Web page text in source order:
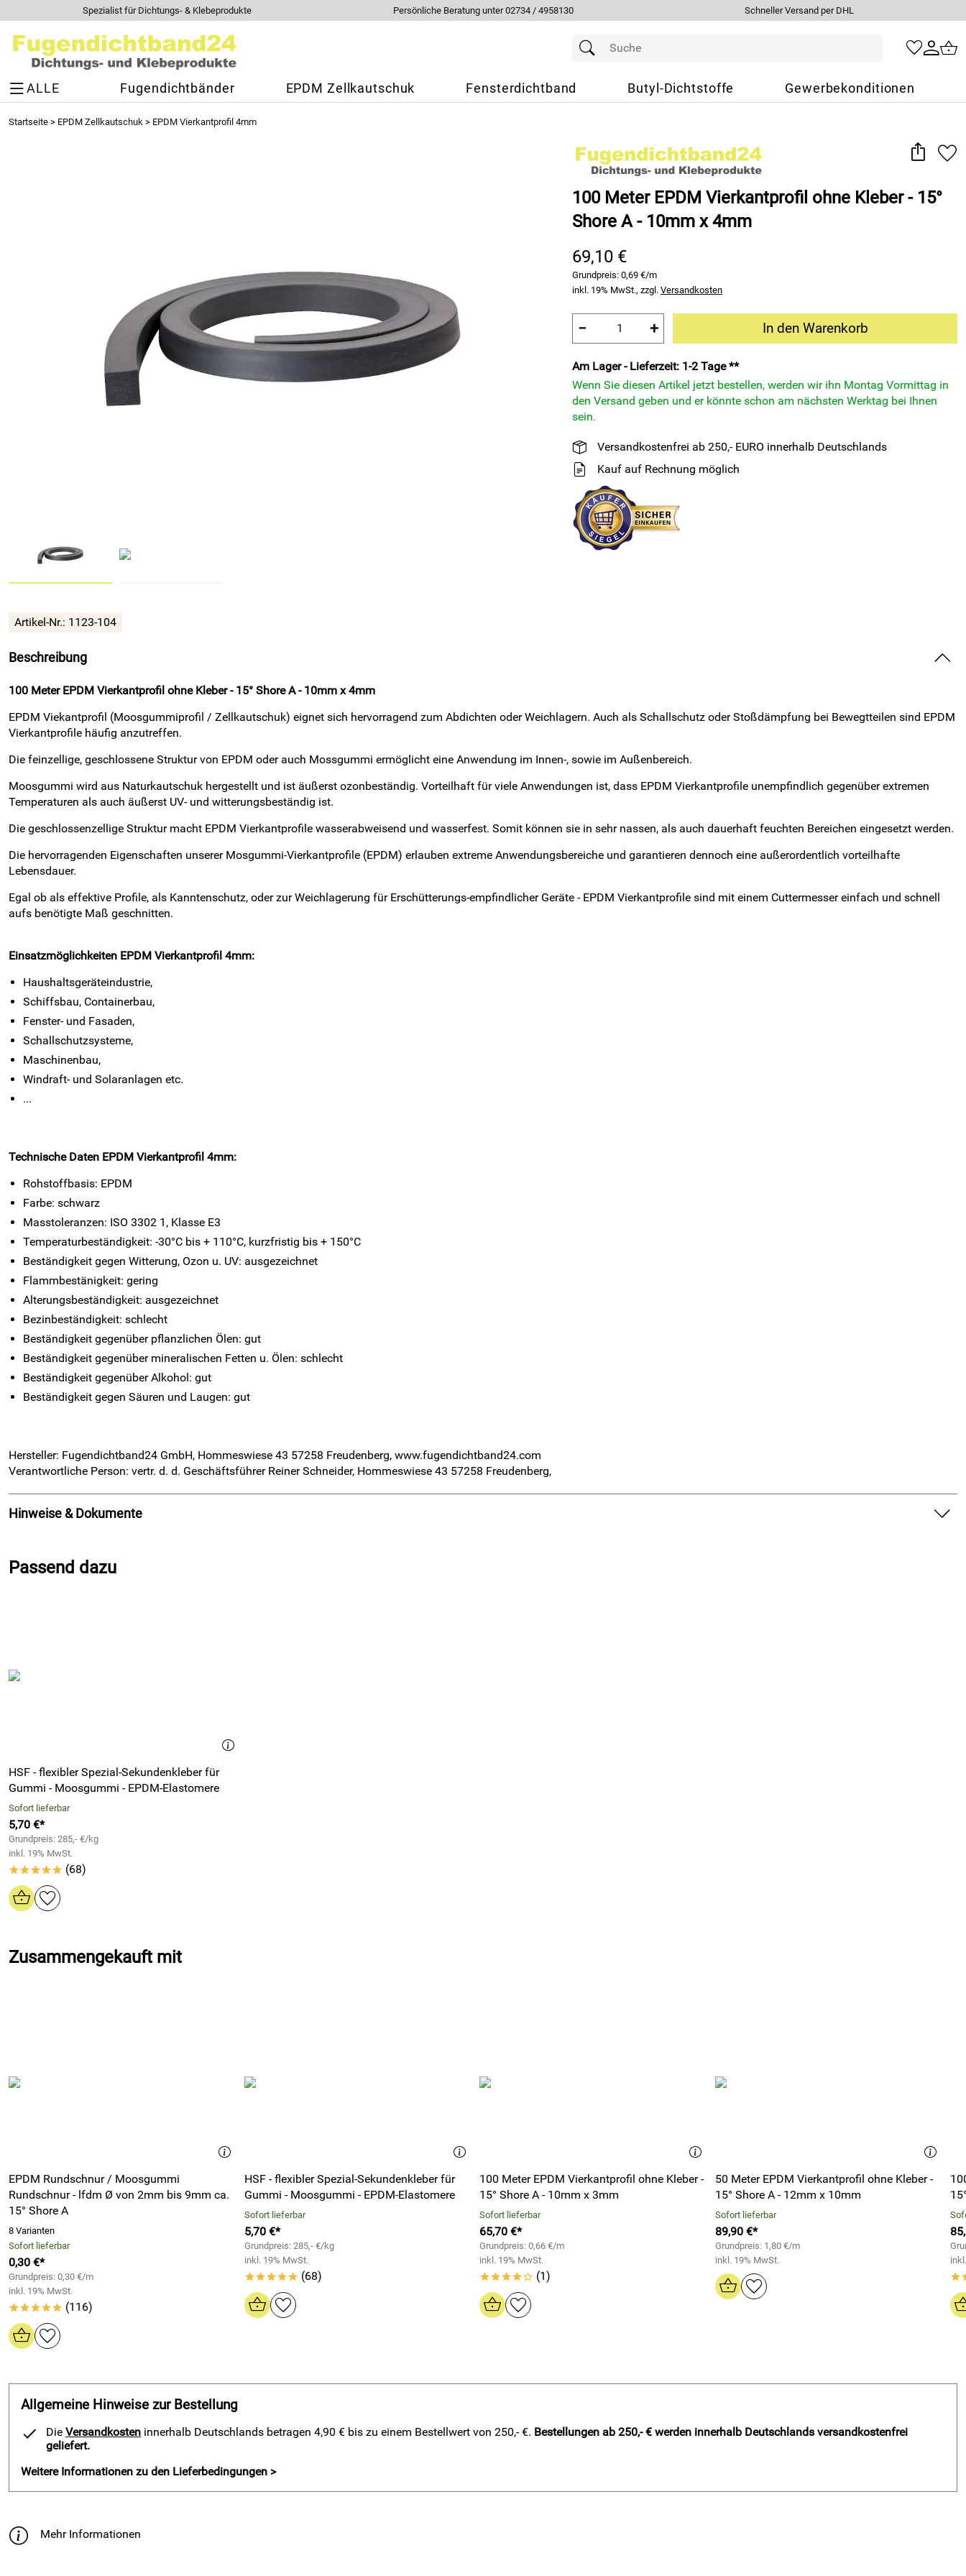
Spezialist für Dichtungs- & Klebeprodukte Persönliche Beratung unter 02734 / 4958130 Schneller Versand per DHL
ALLE Fugendichtbänder EPDM Zellkautschuk Fensterdichtband Butyl-Dichtstoffe Gewerbekonditionen
Startseite > EPDM Zellkautschuk > EPDM Vierkantprofil 4mm
100 Meter EPDM Vierkantprofil ohne Kleber - 15°
Shore A - 10mm x 4mm
69,10 €
Grundpreis: 0,69 €/m
inkl. 19% MwSt., zzgl. Versandkosten
− + In den Warenkorb
Am Lager - Lieferzeit: 1-2 Tage **
Wenn Sie diesen Artikel jetzt bestellen, werden wir ihn Montag Vormittag in
den Versand geben und er könnte schon am nächsten Werktag bei Ihnen
sein.
Versandkostenfrei ab 250,- EURO innerhalb Deutschlands
Kauf auf Rechnung möglich
Artikel-Nr.: 1123-104
Beschreibung
100 Meter EPDM Vierkantprofil ohne Kleber - 15° Shore A - 10mm x 4mm
EPDM Viekantprofil (Moosgummiprofil / Zellkautschuk) eignet sich hervorragend zum Abdichten oder Weichlagern. Auch als Schallschutz oder Stoßdämpfung bei Bewegtteilen sind EPDM
Vierkantprofile häufig anzutreffen.
Die feinzellige, geschlossene Struktur von EPDM oder auch Mossgummi ermöglicht eine Anwendung im Innen-, sowie im Außenbereich.
Moosgummi wird aus Naturkautschuk hergestellt und ist äußerst ozonbeständig. Vorteilhaft für viele Anwendungen ist, dass EPDM Vierkantprofile unempfindlich gegenüber extremen
Temperaturen als auch äußerst UV- und witterungsbeständig ist.
Die geschlossenzellige Struktur macht EPDM Vierkantprofile wasserabweisend und wasserfest. Somit können sie in sehr nassen, als auch dauerhaft feuchten Bereichen eingesetzt werden.
Die hervorragenden Eigenschaften unserer Mosgummi-Vierkantprofile (EPDM) erlauben extreme Anwendungsbereiche und garantieren dennoch eine außerordentlich vorteilhafte
Lebensdauer.
Egal ob als effektive Profile, als Kanntenschutz, oder zur Weichlagerung für Erschütterungs-empfindlicher Geräte - EPDM Vierkantprofile sind mit einem Cuttermesser einfach und schnell
aufs benötigte Maß geschnitten.
Einsatzmöglichkeiten EPDM Vierkantprofil 4mm:
Haushaltsgeräteindustrie,
Schiffsbau, Containerbau,
Fenster- und Fasaden,
Schallschutzsysteme,
Maschinenbau,
Windraft- und Solaranlagen etc.
...
Technische Daten EPDM Vierkantprofil 4mm:
Rohstoffbasis: EPDM
Farbe: schwarz
Masstoleranzen: ISO 3302 1, Klasse E3
Temperaturbeständigkeit: -30°C bis + 110°C, kurzfristig bis + 150°C
Beständigkeit gegen Witterung, Ozon u. UV: ausgezeichnet
Flammbestänigkeit: gering
Alterungsbeständigkeit: ausgezeichnet
Bezinbeständigkeit: schlecht
Beständigkeit gegenüber pflanzlichen Ölen: gut
Beständigkeit gegenüber mineralischen Fetten u. Ölen: schlecht
Beständigkeit gegenüber Alkohol: gut
Beständigkeit gegen Säuren und Laugen: gut
Hersteller: Fugendichtband24 GmbH, Hommeswiese 43 57258 Freudenberg, www.fugendichtband24.com
Verantwortliche Person: vertr. d. d. Geschäftsführer Reiner Schneider, Hommeswiese 43 57258 Freudenberg,
Hinweise & Dokumente
Passend dazu
HSF - flexibler Spezial-Sekundenkleber für
Gummi - Moosgummi - EPDM-Elastomere
Sofort lieferbar
5,70 €*
Grundpreis: 285,- €/kg
inkl. 19% MwSt.
***** (68)
Zusammengekauft mit
EPDM Rundschnur / Moosgummi
Rundschnur - lfdm Ø von 2mm bis 9mm ca.
15° Shore A
8 Varianten
Sofort lieferbar
0,30 €*
Grundpreis: 0,30 €/m
inkl. 19% MwSt.
***** (116)
HSF - flexibler Spezial-Sekundenkleber für
Gummi - Moosgummi - EPDM-Elastomere
Sofort lieferbar
5,70 €*
Grundpreis: 285,- €/kg
inkl. 19% MwSt.
***** (68)
100 Meter EPDM Vierkantprofil ohne Kleber -
15° Shore A - 10mm x 3mm
Sofort lieferbar
65,70 €*
Grundpreis: 0,66 €/m
inkl. 19% MwSt.
****o (1)
50 Meter EPDM Vierkantprofil ohne Kleber -
15° Shore A - 12mm x 10mm
Sofort lieferbar
89,90 €*
Grundpreis: 1,80 €/m
inkl. 19% MwSt.
Allgemeine Hinweise zur Bestellung
Die Versandkosten innerhalb Deutschlands betragen 4,90 € bis zu einem Bestellwert von 250,- €. Bestellungen ab 250,- € werden innerhalb Deutschlands versandkostenfrei
geliefert.
Weitere Informationen zu den Lieferbedingungen >
Mehr Informationen